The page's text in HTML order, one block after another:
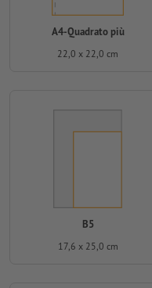
A4-Quadrato più
22,0 x 22,0 cm
B5
17,6 x 25,0 cm